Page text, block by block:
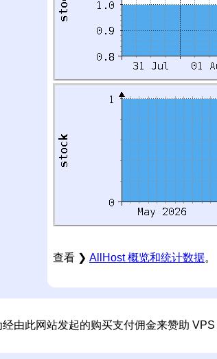
查看 ❯ AllHost 概览和统计数据。
由此网站发起的购买支付佣金来赞助